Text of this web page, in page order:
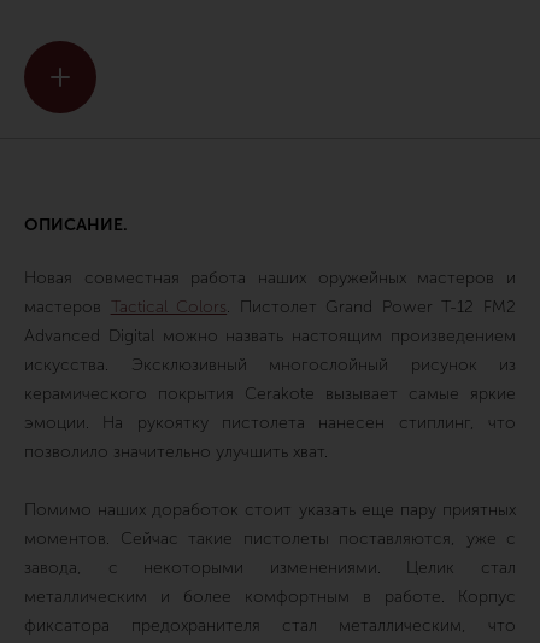
ОПИСАНИЕ.
Новая совместная работа наших оружейных мастеров и
мастеров Tactical Colors. Пистолет Grand Power T-12 FM2
Advanced Digital можно назвать настоящим произведением
искусства. Эксклюзивный многослойный рисунок из
керамического покрытия Cerakote вызывает самые яркие
эмоции. На рукоятку пистолета нанесен стиплинг, что
позволило значительно улучшить хват.
Помимо наших доработок стоит указать еще пару приятных
моментов. Сейчас такие пистолеты поставляются, уже с
завода, с некоторыми изменениями. Целик стал
металлическим и более комфортным в работе. Корпус
фиксатора предохранителя стал металлическим, что